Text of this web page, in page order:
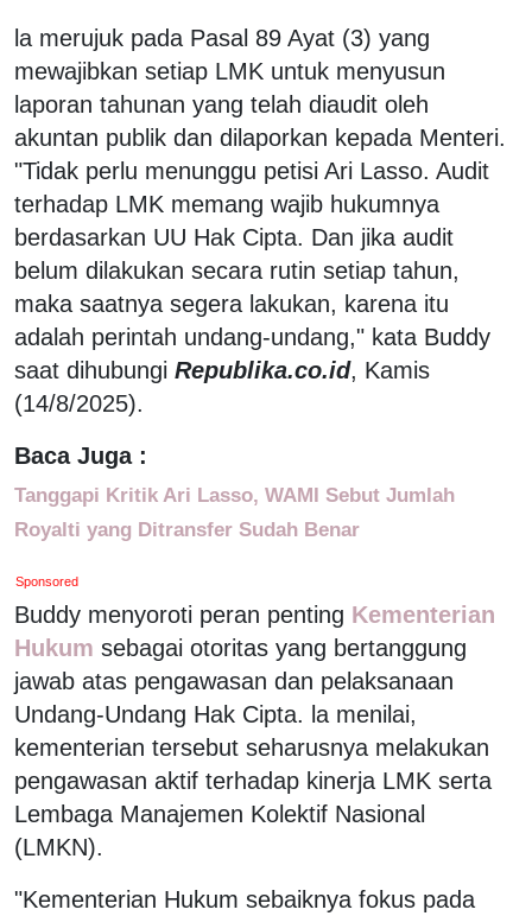
la merujuk pada Pasal 89 Ayat (3) yang
mewajibkan setiap LMK untuk menyusun
laporan tahunan yang telah diaudit oleh
akuntan publik dan dilaporkan kepada Menteri.
"Tidak perlu menunggu petisi Ari Lasso. Audit
terhadap LMK memang wajib hukumnya
berdasarkan UU Hak Cipta. Dan jika audit
belum dilakukan secara rutin setiap tahun,
maka saatnya segera lakukan, karena itu
adalah perintah undang-undang," kata Buddy
saat dihubungi Republika.co.id, Kamis
(14/8/2025).
Baca Juga :
Tanggapi Kritik Ari Lasso, WAMI Sebut Jumlah
Royalti yang Ditransfer Sudah Benar
Sponsored
Buddy menyoroti peran penting Kementerian
Hukum sebagai otoritas yang bertanggung
jawab atas pengawasan dan pelaksanaan
Undang-Undang Hak Cipta. la menilai,
kementerian tersebut seharusnya melakukan
pengawasan aktif terhadap kinerja LMK serta
Lembaga Manajemen Kolektif Nasional
(LMKN).
"Kementerian Hukum sebaiknya fokus pada